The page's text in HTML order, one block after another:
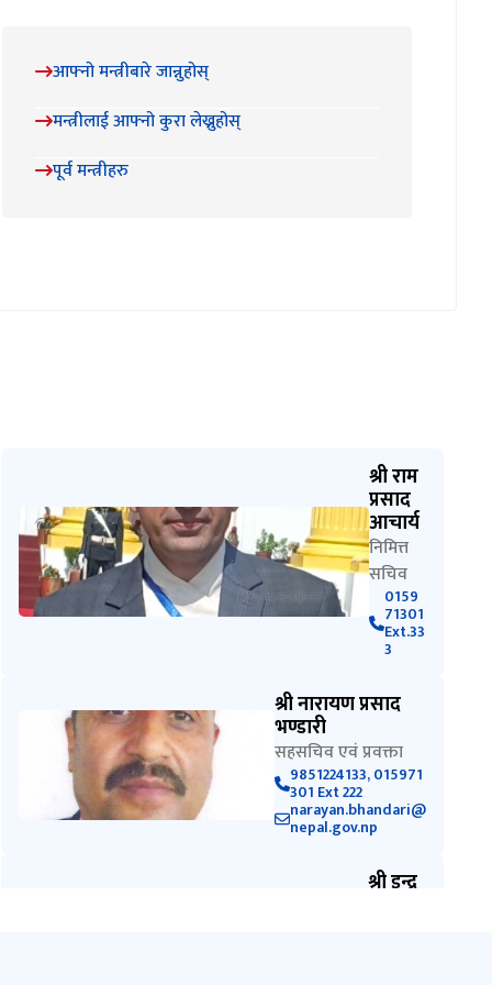
आफ्नो मन्त्रीबारे जान्नुहोस्
मन्त्रीलाई आफ्नो कुरा लेख्नुहोस्
पूर्व मन्त्रीहरु
श्री राम
प्रसाद
आचार्य
निमित्त
सचिव
0159
71301
Ext.33
3
श्री नारायण प्रसाद
भण्डारी
सहसचिव एवं प्रवक्ता
9851224133, 015971
301 Ext 222
narayan.bhandari@
nepal.gov.np
श्री इन्द्र